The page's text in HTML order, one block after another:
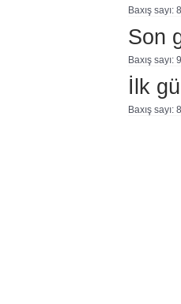
Baxış sayı:
Son
Baxış sayı:
İlk
Baxış sayı: